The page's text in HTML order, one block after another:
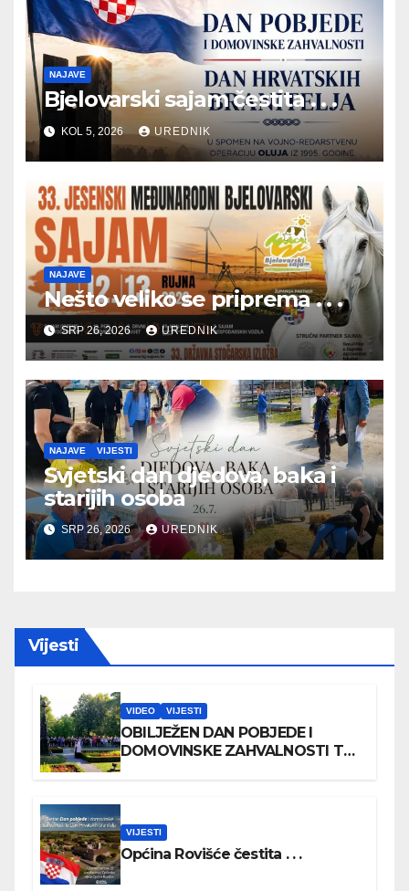
NAJAVE
Bjelovarski sajam čestita . . .
KOL 5, 2026 UREDNIK
NAJAVE
Nešto veliko se priprema . . .
SRP 26, 2026 UREDNIK
NAJAVE VIJESTI
Svjetski dan djedova, baka i
starijih osoba
SRP 26, 2026 UREDNIK
Vijesti
VIDEO VIJESTI
OBILJEŽEN DAN POBJEDE I
DOMOVINSKE ZAHVALNOSTI TE
VIJESTI
Općina Rovišće čestita . . .